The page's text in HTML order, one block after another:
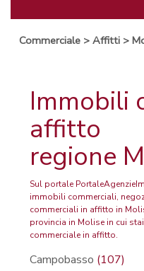
Commerciale > Affitti >
Immobili
affitto
regione
Sul portale
immobili commerciali,
commerciali in affitto in
provincia in Molise in cui
commerciale in affitto.
Campobasso (107)